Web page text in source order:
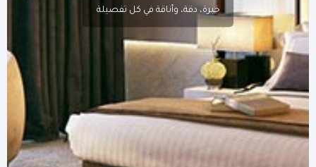
خبرة، دقة، وأناقة في كل تفصيلة